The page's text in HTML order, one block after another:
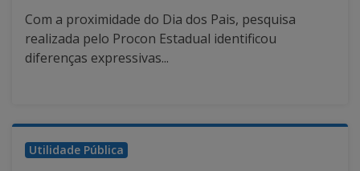
Com a proximidade do Dia dos Pais, pesquisa
realizada pelo Procon Estadual identificou
diferenças expressivas...
Utilidade Pública